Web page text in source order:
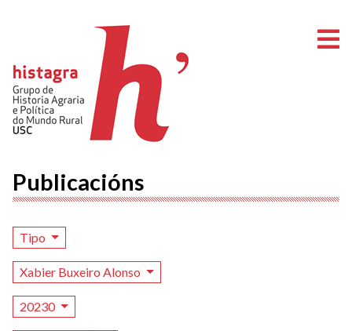
Publicacións
Tipo
Xabier Buxeiro Alonso
20230